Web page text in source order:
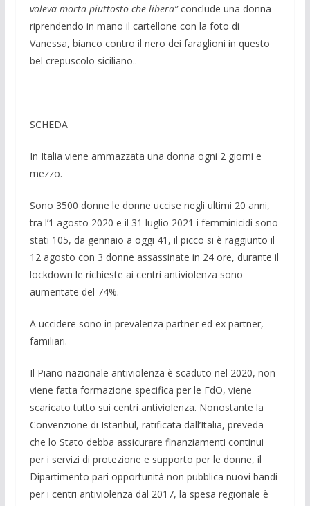
voleva morta piuttosto che libera”conclude una donna
riprendendo in mano il cartellone con la foto di
Vanessa, bianco contro il nero dei faraglioni in questo
bel crepuscolo siciliano..
SCHEDA
In Italia viene ammazzata una donna ogni 2 giorni e
mezzo.
Sono 3500 donne le donne uccise negli ultimi 20 anni,
tra l’1 agosto 2020 e il 31 luglio 2021 i femminicidi sono
stati 105, da gennaio a oggi 41, il picco si è raggiunto il
12 agosto con 3 donne assassinate in 24 ore, durante il
lockdown le richieste ai centri antiviolenza sono
aumentate del 74%.
A uccidere sono in prevalenza partner ed ex partner,
familiari.
Il Piano nazionale antiviolenza è scaduto nel 2020, non
viene fatta formazione specifica per le FdO, viene
scaricato tutto sui centri antiviolenza. Nonostante la
Convenzione di Istanbul, ratificata dall’Italia, preveda
che lo Stato debba assicurare finanziamenti continui
per i servizi di protezione e supporto per le donne, il
Dipartimento pari opportunità non pubblica nuovi bandi
per i centri antiviolenza dal 2017, la spesa regionale è